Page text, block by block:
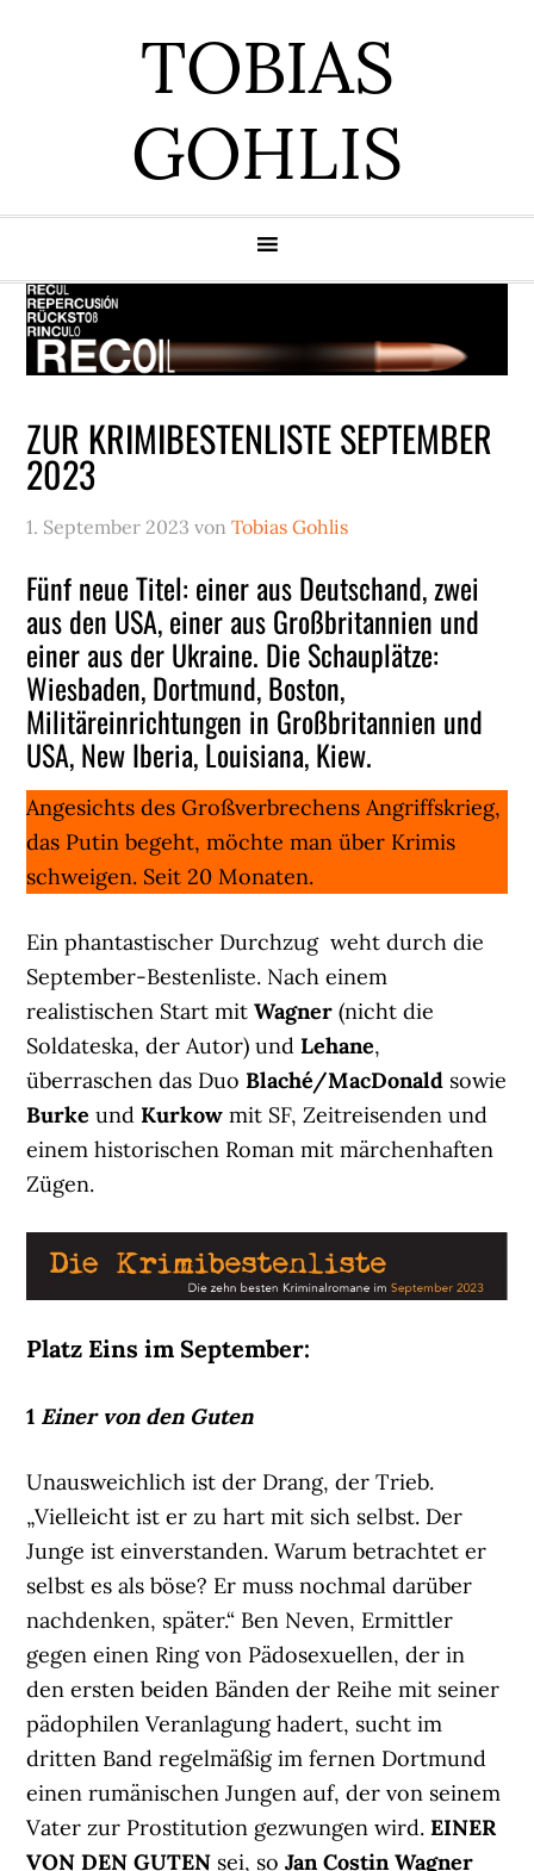
TOBIAS
GOHLIS
ZUR KRIMIBESTENLISTE SEPTEMBER
2023
1. September 2023 vonTobias Gohlis
Fünf neue Titel: einer aus Deutschand, zwei
aus den USA, einer aus Großbritannien und
einer aus der Ukraine. Die Schauplätze:
Wiesbaden, Dortmund, Boston,
Militäreinrichtungen in Großbritannien und
USA, New Iberia, Louisiana, Kiew.
Angesichts des Großverbrechens Angriffskrieg,
das Putin begeht, möchte man über Krimis
schweigen. Seit 20 Monaten.
Ein phantastischer Durchzug weht durch die
September-Bestenliste. Nach einem
realistischen Start mitWagner (nicht die
Soldateska, der Autor) undLehane,
überraschen das DuoBlaché/MacDonald sowie
Burke undKurkow mit SF, Zeitreisenden und
einem historischen Roman mit märchenhaften
Zügen.
Platz Eins im September:
1 Einer von den Guten
Unausweichlich ist der Drang, der Trieb.
„Vielleicht ist er zu hart mit sich selbst. Der
Junge ist einverstanden. Warum betrachtet er
selbst es als böse? Er muss nochmal darüber
nachdenken, später.“ Ben Neven, Ermittler
gegen einen Ring von Pädosexuellen, der in
den ersten beiden Bänden der Reihe mit seiner
pädophilen Veranlagung hadert, sucht im
dritten Band regelmäßig im fernen Dortmund
einen rumänischen Jungen auf, der von seinem
Vater zur Prostitution gezwungen wird.EINER
VON DEN GUTEN sei, soJan Costin Wagner